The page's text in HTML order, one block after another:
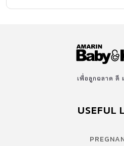
เพื่อลูกฉลาด ดี
USEFUL